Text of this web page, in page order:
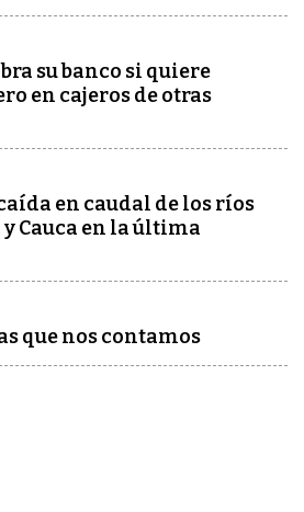
su banco si quiere
en cajeros de otras
en caudal de los ríos
Cauca en la última
que nos contamos